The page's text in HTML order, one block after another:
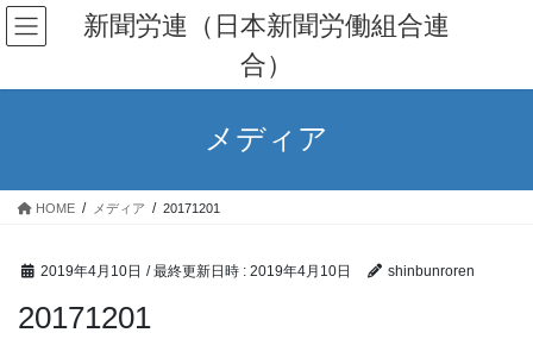
コ
ン
ン
ナ
ビ
ー
新聞労連（日本新聞労働組合連
合）
メディア
HOME メディア 20171201
2019年4月10日 / 最終更新日時 : 2019年4月10日 shinbunroren
20171201